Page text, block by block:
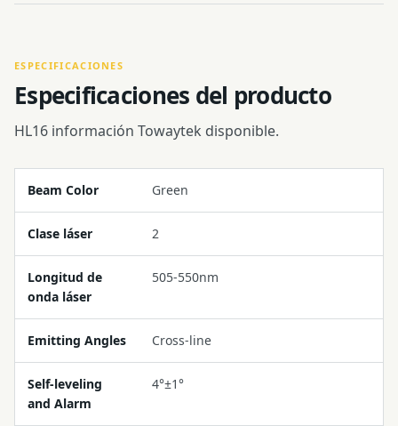
ESPECIFICACIONES
Especificaciones del producto
HL16 información Towaytek disponible.
Beam Color Green
Clase láser 2
Longitud de
onda láser
505-550nm
Emitting Angles Cross-line
Self-leveling
and Alarm
4°±1°